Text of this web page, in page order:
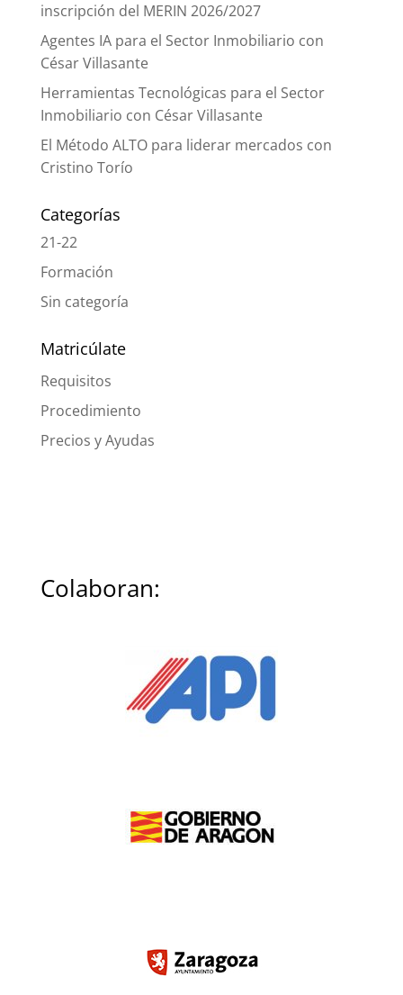
inscripción del MERIN 2026/2027
Agentes IA para el Sector Inmobiliario con
César Villasante
Herramientas Tecnológicas para el Sector
Inmobiliario con César Villasante
El Método ALTO para liderar mercados con
Cristino Torío
Categorías
21-22
Formación
Sin categoría
Matricúlate
Requisitos
Procedimiento
Precios y Ayudas
Colaboran: